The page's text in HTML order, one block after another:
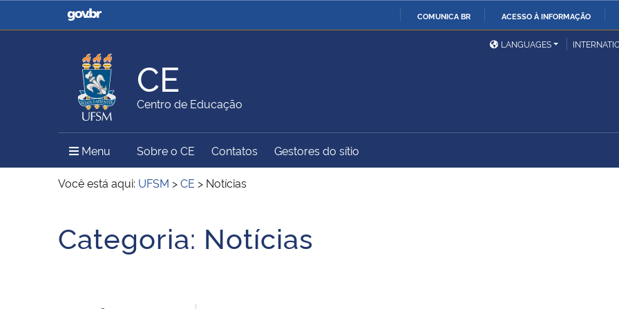
COMUNICA BR ACESSO À INFORMAÇÃO
Casa Civil
Ministério da Justiça e
Ministério da Defesa
Ministério das Relações
Exteriores
Ministério da Agricultura,
Pecuária e Abastecimento
Ministério do Meio Ambiente Ministério do Turismo
Ministério do
Secretaria de Governo
Gabinete de Segurança
LANGUAGES
CE
Centro de Educação
Menu Menu Principal do Sítio
Sobre o CE Contatos Gestores do sítio
Você está aqui: UFSM >CE > Notícias
Categoria: Notícias